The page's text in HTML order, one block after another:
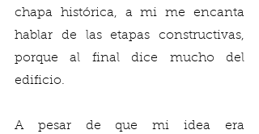
chapa histórica, a mi me encanta
hablar de las etapas constructivas,
porque al final dice mucho del
edificio.
A pesar de que mi idea era